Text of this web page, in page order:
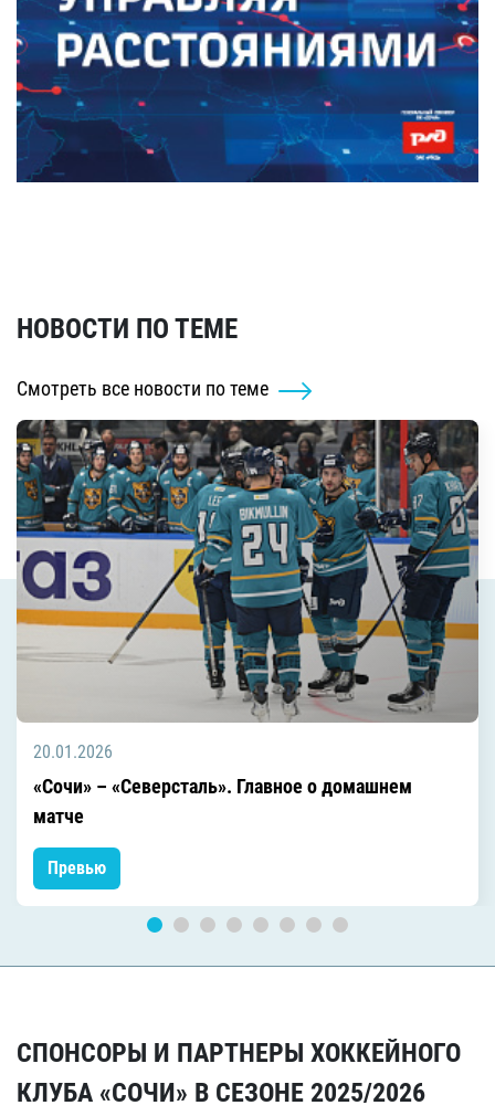
НОВОСТИ ПО ТЕМЕ
Смотреть все новости по теме
20.01.2026
«Сочи» – «Северсталь». Главное о домашнем
матче
Превью
СПОНСОРЫ И ПАРТНЕРЫ ХОККЕЙНОГО
КЛУБА «СОЧИ» В СЕЗОНЕ 2025/2026